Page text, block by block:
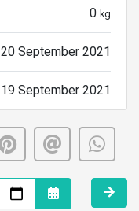
0 kg
20 September 2021
19 September 2021